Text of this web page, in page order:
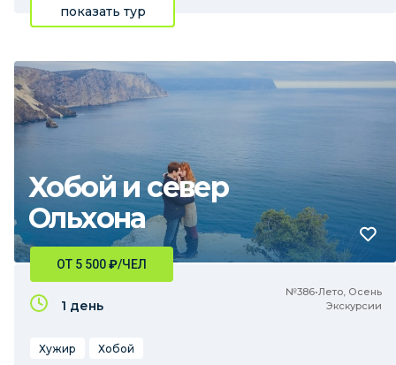
показать тур
Хобой и север
Ольхона
№386•Лето, Осень
Экскурсии
ОТ 5 500₽/ЧЕЛ
1 день
Хужир Хобой